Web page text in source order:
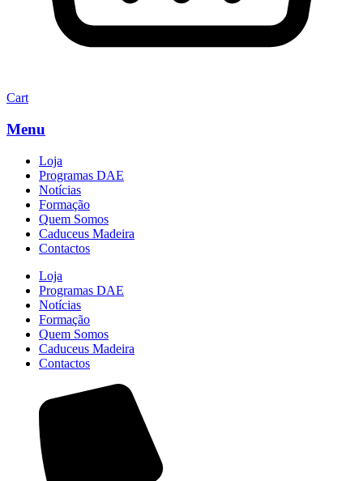
Cart
Menu
Loja
Programas DAE
Notícias
Formação
Quem Somos
Caduceus Madeira
Contactos
Loja
Programas DAE
Notícias
Formação
Quem Somos
Caduceus Madeira
Contactos